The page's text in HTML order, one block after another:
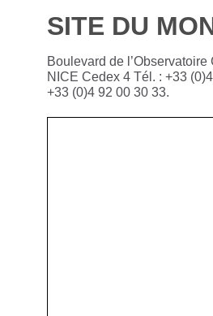
SITE DU
Boulevard de
NICE Cedex 4 Tél. : +33
+33 (0)4 92 00 30 33.